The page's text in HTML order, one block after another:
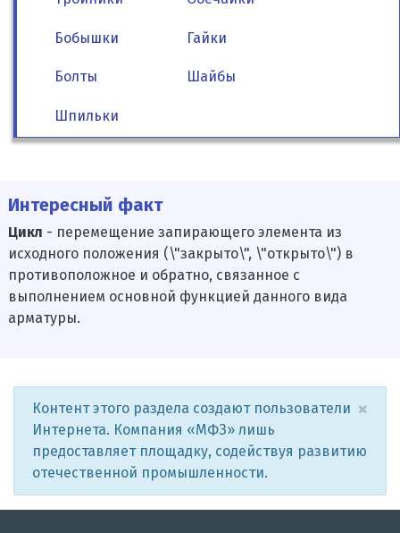
Бобышки Гайки
Болты Шайбы
Шпильки
Интересный факт
Цикл - перемещение запирающего элемента из
исходного положения (\"закрыто\", \"открыто\") в
противоположное и обратно, связанное с
выполнением основной функцией данного вида
арматуры.
×
Контент этого раздела создают пользователи
Интернета. Компания «МФЗ» лишь
предоставляет площадку, содействуя развитию
отечественной промышленности.